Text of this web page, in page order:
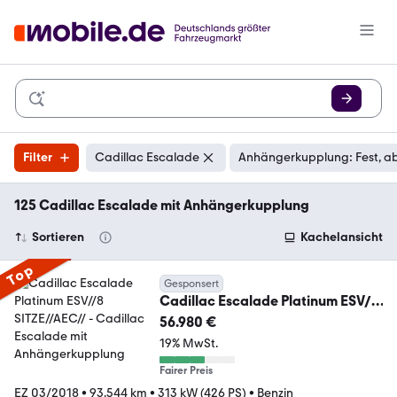
Filter Cadillac Escalade Anhängerkupplung: Fest,
125 Cadillac Escalade mit Anhängerkupplung
Sortieren Kachelansicht
Top Gesponsert
Cadillac Escalade Platinum ESV//8
SITZE//AEC//
56.980 €
19% MwSt.
Fairer Preis
EZ 03/2018• 93.544 km • 313 kW (426 PS) • Benzin